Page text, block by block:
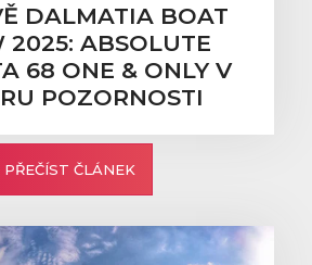
DALMATIA BOAT
2025: ABSOLUTE
68 ONE & ONLY V
POZORNOSTI
PŘEČÍST ČLÁNEK